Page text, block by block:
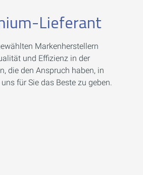
Lieferant
Markenherstellern
und Effizienz in der
die den Anspruch haben, in
für Sie das Beste zu geben.